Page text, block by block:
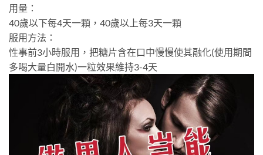
用量：
40歲以下每4天一顆，40歲以上每3天一顆
服用方法：
性事前3小時服用，把糖片含在口中慢慢使其融化(使用期間
多喝大量白開水)一粒效果維持3-4天